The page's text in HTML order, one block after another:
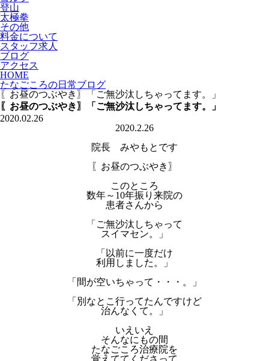
登山
太極拳
その他
料金について
スタッフ求人
ブログ
アクセス
HOME
たなごころの日常ブログ
〖お昼のつぶやき〗「ご無沙汰しちゃってます。」
〖お昼のつぶやき〗「ご無沙汰しちゃってます。」
2020.02.26
2020.2.26
院長 みやもとです
〖お昼のつぶやき〗
このところ
数年～10年振り来院の
患者さんから
「ご無沙汰しちゃって
スイマセン。」
「以前に一度だけ
利用しました。」
「間が空いちゃって・・・。」
「別なとこ行ってたんですけど
治んなくて。」
いえいえ
そんなにもの間
たなごころ治療院を
覚えててくださって